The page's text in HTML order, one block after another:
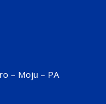
– Moju – PA